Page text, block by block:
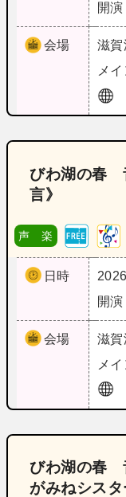
開
会場 滋賀
メ
びわ湖の春
言》
声 楽
日時
開
会場 滋賀
メ
びわ湖の春
がみねシスタ